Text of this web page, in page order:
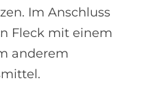
Im Anschluss
Fleck mit einem
anderem